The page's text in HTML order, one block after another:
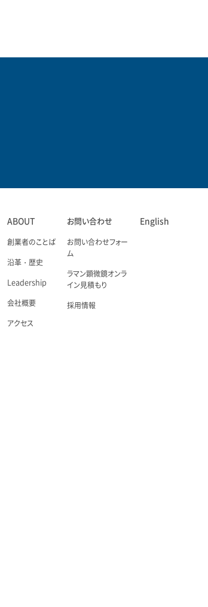
ABOUT
創業者のことば
沿革・歴史
Leadership
会社概要
アクセス
お問い合わせ
お問い合わせフォー
ム
ラマン顕微鏡オンラ
イン見積もり
採用情報
English